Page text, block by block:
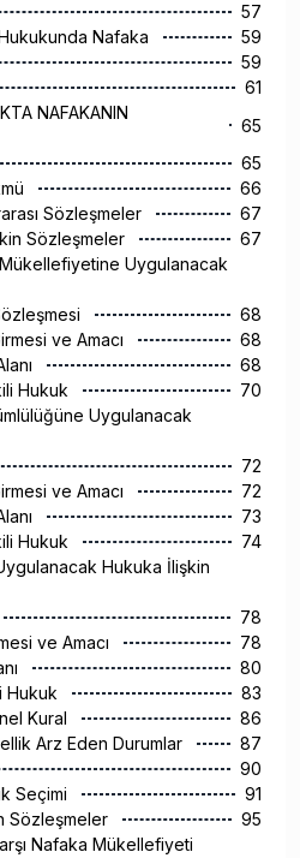
57
Nafaka
59
59
61
NAFAKANIN
65
65
66
Sözleşmeler
67
Sözleşmeler
67
Uygulanacak
68
ve Amacı
68
68
Hukuk
70
Uygulanacak
72
ve Amacı
72
73
Hukuk
74
Hukuka İlişkin
78
ve Amacı
78
80
Hukuk
83
Kural
86
Arz Eden Durumlar
87
90
Seçimi
91
Sözleşmeler
95
Nafaka Mükellefiyeti